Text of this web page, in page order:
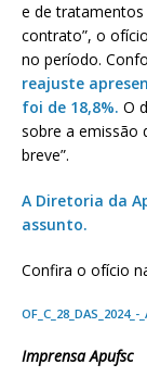
e de
contrato”, o
no período.
reajuste
foi de 18,8%. O
sobre a emissão
breve”.
A Diretoria da
assunto.
Confira o ofício
Imprensa Apufsc